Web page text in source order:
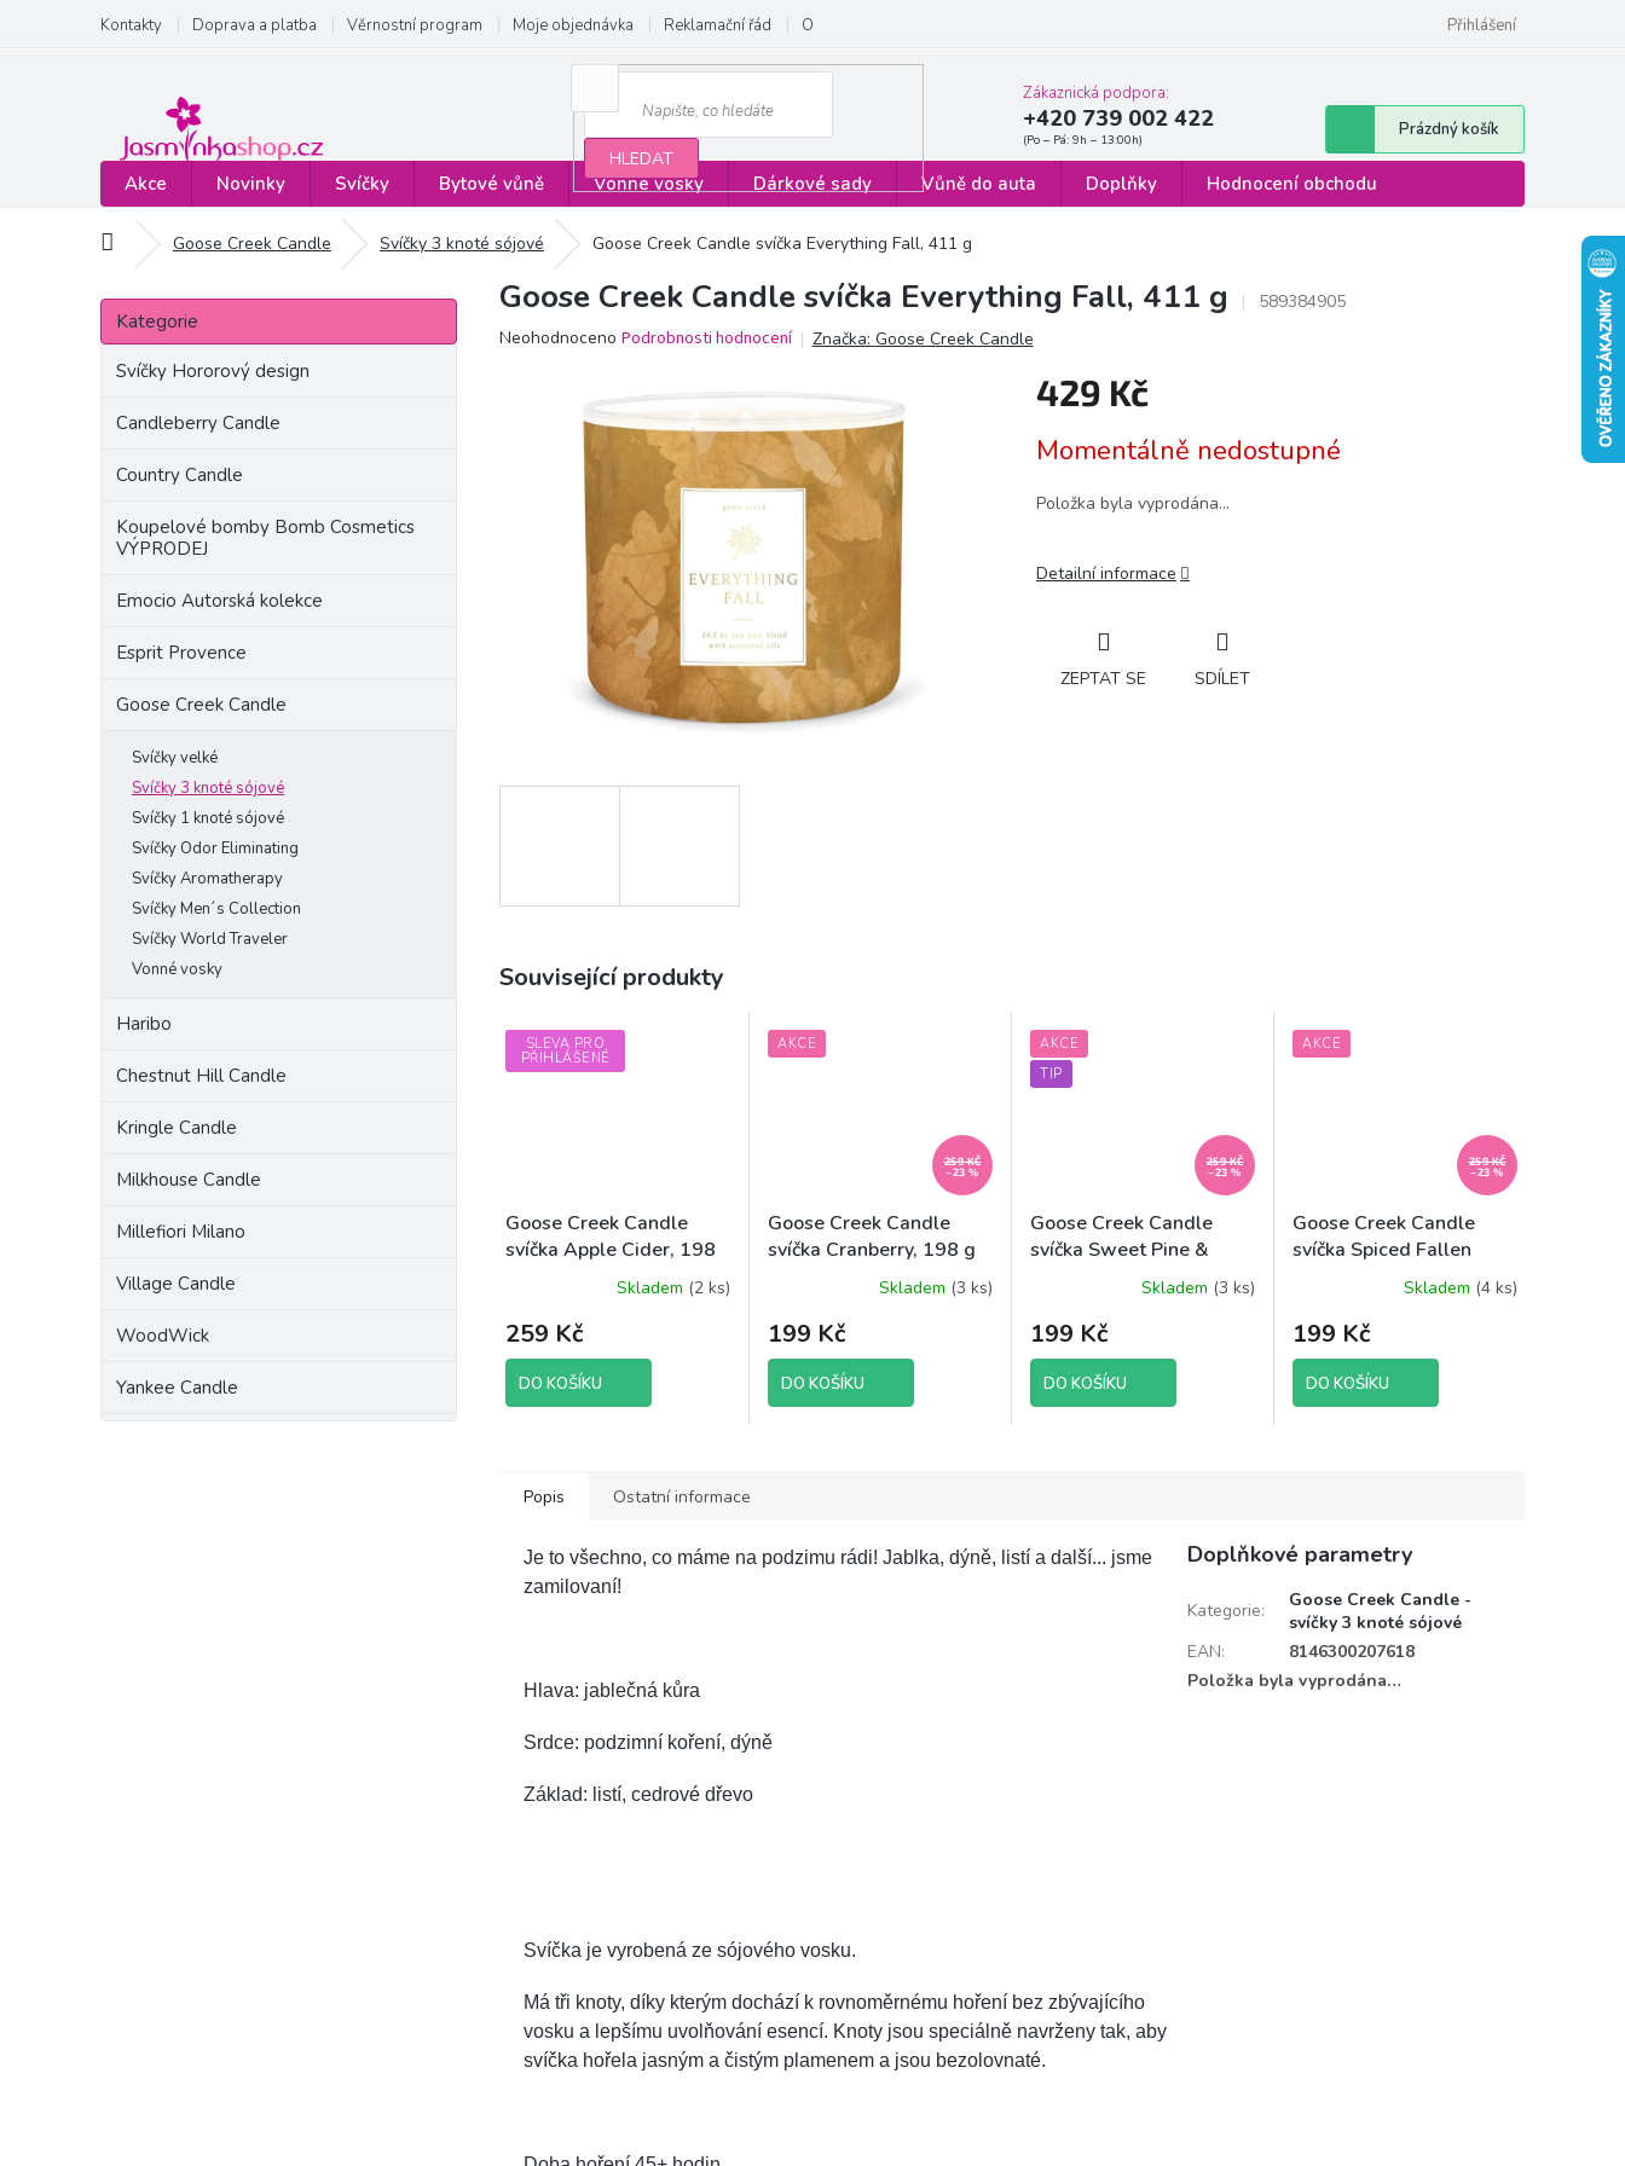
obsah
Kontakty Doprava a platba Věrnostní program Moje objednávka Reklamační řád Obchodní podmínky Formulář pro odstoupení od smlouvy
Přihlášení
HLEDAT
Zákaznická podpora:
+420 739 002 422
Nákupní
košík
Prázdný košík
Akce Novinky Svíčky Bytové vůně Vonné vosky Dárkové sady Vůně do auta Doplňky Hodnocení obchodu
Domů Goose Creek Candle Svíčky 3 knoté sójové Goose Creek Candle svíčka Everything Fall, 411 g
P
s
Přeskočit
kategorie
Kategorie
Svíčky Hororový design
Candleberry Candle
Country Candle
Koupelové bomby Bomb Cosmetics
VÝPRODEJ
Emocio Autorská kolekce
Esprit Provence
Goose Creek Candle
Svíčky velké
Svíčky 3 knoté sójové
Svíčky 1 knoté sójové
Svíčky Odor Eliminating
Svíčky Aromatherapy
Svíčky Men´s Collection
Svíčky World Traveler
Vonné vosky
Haribo
Chestnut Hill Candle
Kringle Candle
Milkhouse Candle
Millefiori Milano
Village Candle
WoodWick
Yankee Candle
Goose Creek Candle svíčka Everything Fall, 411 g
589384905
Průměrné
Neohodnoceno Podrobnosti hodnocení Značka: Goose Creek Candle
429 Kč
cena:
Momentálně nedostupné
Položka byla vyprodána…
Detailní informace
ZEPTAT SE SDÍLET
Související produkty
SLEVA PRO
PŘIHLÁŠENÉ
Goose Creek Candle
svíčka Apple Cider, 198
Skladem (2 ks)
259 Kč
DO KOŠÍKU
AKCE
259 KČ
–23 %
Goose Creek Candle
svíčka Cranberry, 198 g
Skladem (3 ks)
199 Kč
DO KOŠÍKU
AKCE
TIP
259 KČ
–23 %
Goose Creek Candle
svíčka Sweet Pine &
Snowflakes, 198 g
Skladem (3 ks)
199 Kč
DO KOŠÍKU
AKCE
259 KČ
–23 %
Goose Creek Candle
svíčka Spiced Fallen
Leaves, 198 gSkladem (4 ks)
199 Kč
DO KOŠÍKU
Popis Ostatní informace
Je to všechno, co máme na podzimu rádi! Jablka, dýně, listí a další... jsme
zamilovaní!
Hlava: jablečná kůra
Srdce: podzimní koření, dýně
Základ: listí, cedrové dřevo
Svíčka je vyrobená ze sójového vosku.
Má tři knoty, díky kterým dochází k rovnoměrnému hoření bez zbývajícího
vosku a lepšímu uvolňování esencí. Knoty jsou speciálně navrženy tak, aby
svíčka hořela jasným a čistým plamenem a jsou bezolovnaté.
Doplňkové parametry
Kategorie:
Goose Creek Candle -
svíčky 3 knoté sójové
EAN:
8146300207618
Položka byla vyprodána…